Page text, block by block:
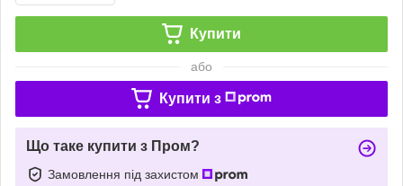
Купити
або
Купити з
Що таке купити з Пром?
Замовлення під захистом